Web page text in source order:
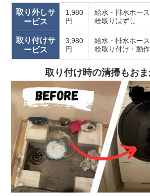
取り外しサ
ービス
1,980
円
給水・排水ホー
栓取りはずし
取り付けサ
ービス
3,980
円
給水・排水ホー
栓取り付け・動
取り付け時の清掃もおま